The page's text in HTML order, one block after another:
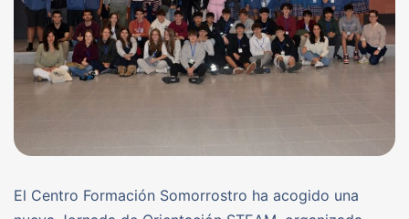
El Centro Formación Somorrostro ha acogido una